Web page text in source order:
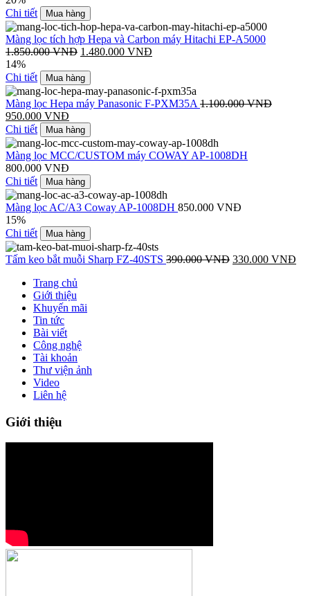
Chi tiết
Mua hàng
Màng lọc tích hợp Hepa và Carbon máy Hitachi EP-A5000
1.850.000VNĐ 1.480.000 VNĐ
14%
Chi tiết
Mua hàng
Màng lọc Hepa máy Panasonic F-PXM35A 1.100.000VNĐ
950.000 VNĐ
Chi tiết
Mua hàng
Màng lọc MCC/CUSTOM máy COWAY AP-1008DH
800.000 VNĐ
Chi tiết
Mua hàng
Màng lọc AC/A3 Coway AP-1008DH 850.000 VNĐ
15%
Chi tiết
Mua hàng
Tấm keo bắt muỗi Sharp FZ-40STS 390.000VNĐ 330.000 VNĐ
Trang chủ
Giới thiệu
Khuyến mãi
Tin tức
Bài viết
Công nghệ
Tài khoản
Thư viện ảnh
Video
Liên hệ
Giới thiệu